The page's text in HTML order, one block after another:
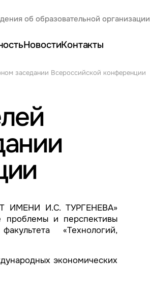
об образовательной организации
НовостиКонтакты
заседании Всероссийской конференции
ИМЕНИ И.С. ТУРГЕНЕВА»
проблемы и перспективы
«Технологий,
экономических